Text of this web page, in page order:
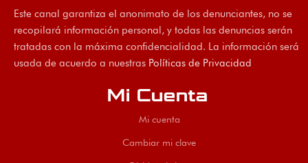
Este canal garantiza el anonimato de los denunciantes, no se
recopilará información personal, y todas las denuncias serán
tratadas con la máxima confidencialidad. La información será
usada de acuerdo a nuestras Políticas de Privacidad
Mi Cuenta
Mi cuenta
Cambiar mi clave